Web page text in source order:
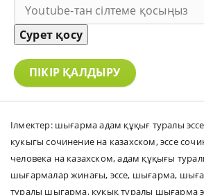
Сурет қосу
ПІКІР ҚАЛДЫРУ
Ілмектер: шығарма адам құқығ туралы
кукыгы сочинение на казахском,эссе
человека на казахском,адам құқығы
шығармалар жинағы, эссе, шығарма,
туралы шыгарма, құқық туралы шығарма